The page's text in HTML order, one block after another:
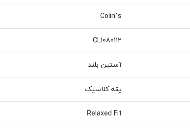
Colin’s
CL1080112
آستین بلند
یقه کلاسیک
Relaxed Fit